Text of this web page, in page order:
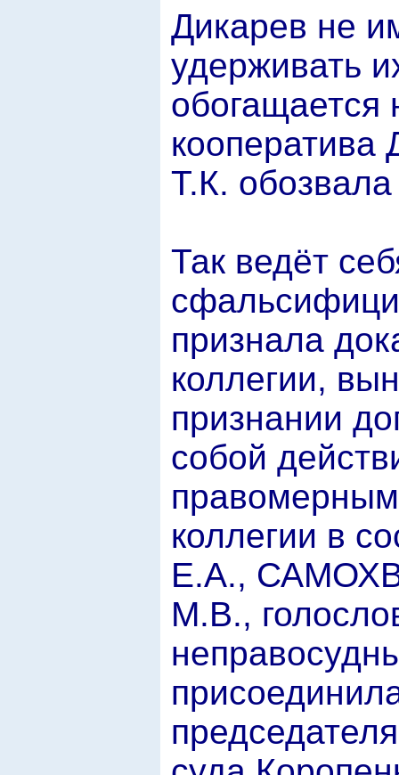
Дикарев не
удерживать
обогащается
кооператива
Т.К.
Так ведёт
признала
коллегии,
признании
собой
коллегии в
Е.А.,
М.В.,